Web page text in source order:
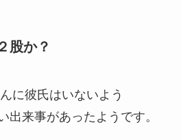
股か？
に彼氏はいないよう
出来事があったようです。